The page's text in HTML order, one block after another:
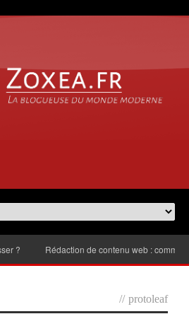
Rédaction de contenu web : comment
// protoleaf